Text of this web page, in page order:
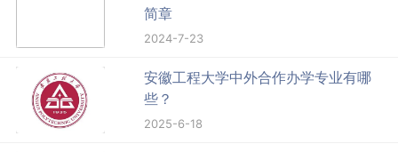
简章
2024-7-23
安徽工程大学中外合作办学专业有哪
些？
2025-6-18